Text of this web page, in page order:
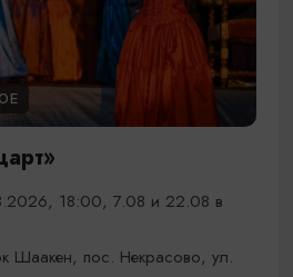
18:00, 7.08 и 22.08 в
Шаакен, пос. Некрасово, ул.